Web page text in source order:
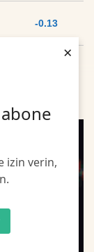
izin verin,
×
-0.13
0.98